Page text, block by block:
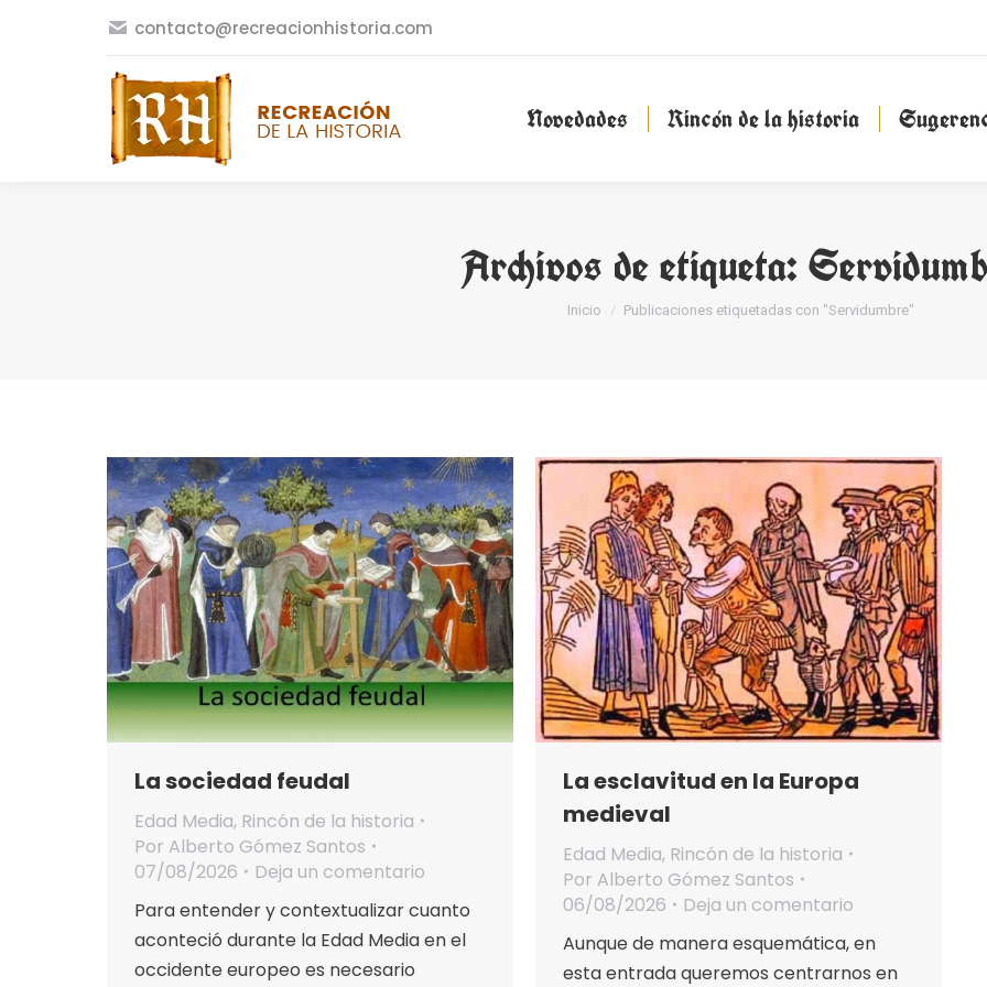
contacto@recreacionhistoria.com
Novedades Rincón de la historia
Archivos de etiqueta:
Estás aquí:
Inicio Publicaciones etiquetadas con "Servidumbre"
La sociedad feudal
Edad Media, Rincón de la historia
Por Alberto Gómez Santos
07/08/2026
Deja un comentario
Para entender y contextualizar cuanto
aconteció durante la Edad Media en el
occidente europeo es necesario
La esclavitud en la Europa
medieval
Edad Media, Rincón de la historia
Por Alberto Gómez Santos
06/08/2026
Deja un comentario
Aunque de manera esquemática, en
esta entrada queremos centrarnos en
Novedades Rincón de la historia